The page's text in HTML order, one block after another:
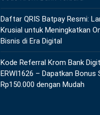
Daftar QRIS Batpay Resmi:
Krusial untuk Meningkatkan
Bisnis di Era Digital
Kode Referral Krom Bank
ERWI1626 – Dapatkan Bonus
Rp150.000 dengan Mudah